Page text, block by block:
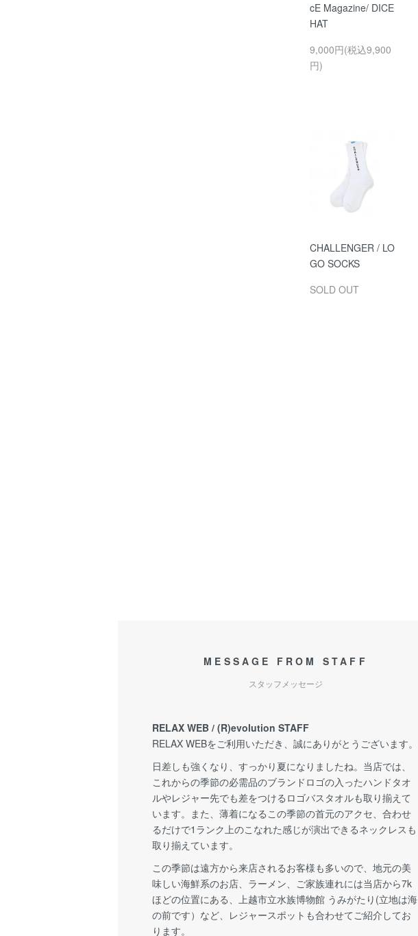
cE Magazine/ DICE
HAT
9,000円(税込9,900
円)
CHALLENGER / LO
GO SOCKS
SOLD OUT
MESSAGE FROM STAFF
スタッフメッセージ
RELAX WEB / (R)evolution STAFF
RELAX WEBをご利用いただき、誠にありがとうございます。
日差しも強くなり、すっかり夏になりましたね。当店では、
これからの季節の必需品のブランドロゴの入ったハンドタオ
ルやレジャー先でも差をつけるロゴバスタオルも取り揃えて
います。また、薄着になるこの季節の首元のアクセ、合わせ
るだけで1ランク上のこなれた感じが演出できるネックレスも
取り揃えています。
この季節は遠方から来店されるお客様も多いので、地元の美
味しい海鮮系のお店、ラーメン、ご家族連れには当店から7k
ほどの位置にある、上越市立水族博物館 うみがたり(立地は海
の前です）など、レジャースポットも合わせてご紹介してお
ります。